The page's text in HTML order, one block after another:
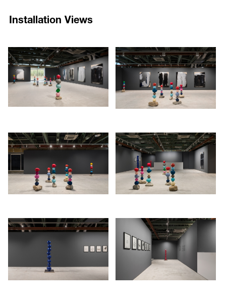
balloon. These wishes were translated into English as "mother,
word, i.e.,MATERIAL. These balloons became a portrait of my family
members, and at the same time a memory of their breath. In this way I
suggest that a person's breath has two different meanings: a life and a
wish.
15 Breaths
consists of 15 balloons stacked vertically. In
where the piece was produced. The subtitleShort PeoplefromUntitled
(Short People)refers to my acquaintances. These people are grouped
with 4 to 6 people: friends from elementary school, high school and
college, childhood friends, relatives, colleagues and students at the
university where I teach. The work was made possible with the
participation of about 100 people who contributed their breath.
– Gimhongsok
artist’s family, friends, and acquaintances—are sent to the factory to
be cast in bronze or stainless steel. As a result of a production
process that merges agreement and collaboration, performance and
labor, the works are exhibited in the gallery as autonomous subjects
that embody the artist’s intent, namely in a form of personal narrative.
This trilogy of balloon sculptures reflects the capitalist production
“풍선 형태의 조각 삼부작은 풍선에 바람을 불어넣는 행위에서 시작하
을 나누어 주고 바람을 가득히 불어줄 것을 제안했는데, 이때 하나의 소
망을 떠올리며 그 소망을 풍선 속에 담아줄 것을 당부했다. 그들이 풍선
을 불면서 기원하고 소망했던 단어들은 어머니(mother), 성취
(achievement), 여행(travel), 일상의 기적(everyday wonders), 정의
(rightness), 재미(interest), 매력(attraction) 그리고 사랑(love)이었다. 나
는 이 단어들을 영어로 전환한 후 영문의 머리 글자를 따서 작품의 제목
으로 정했다. 이 풍선 작품은 나의 가족의 초상이며, 숨의 기억이다.”
한 후 이를 풍선으로 형태화하였다. 15 Breaths는 15명의 공장 노동자
의 숨을(여기서 공장 노동자란 김홍석의 풍선 작품을 제작한 브론즈 공
장 직원들을 지칭한다), Untitled (Short People)은 4~6명의 소집단으로
이루어진 보통 사람들(작가의 지인들 - 유년기와 학창 시절 친구들, 친
척들, 대학 동료들과 학생들)을 의미하며 총 백 개의 ‘형태화된 숨’이 활
용되었다.”
은 풍선들은 공장으로 보내져 브론즈, 스테인리스 스틸 등의 재료로 제
작된다. 합의와 협업, 수행과 노동을 수렴하는 제작 과정을 거친 창작물
은 위 텍스트에 설명된 작가의 의지, 즉 일종의 서사를 갖춘 주체적 대
상으로 전시장에 놓인다. 풍선 조각 삼부작은 미술의 자본주의적 생산
구조를 반영하며 일상적 오브제와 예술이라는 가치를 부여 받은 작품
사이에 존재하는 재료(예, 풍선-브론즈)의 정치성, 그리고 해석의 모호
함이 갖는 가능성을 대리한다.
Installation Views
/upload/installations/82ddb30bb42179c9b643da386bc1d6af.jpg
/upload/installations/
/upload/installations/9e20c80e4439e7a57f3660d6a5ca7b4f.jpg
/upload/installations/
/upload/installations/291420840fc17f23e06e1b5770ba3337.jpg
/upload/installations/